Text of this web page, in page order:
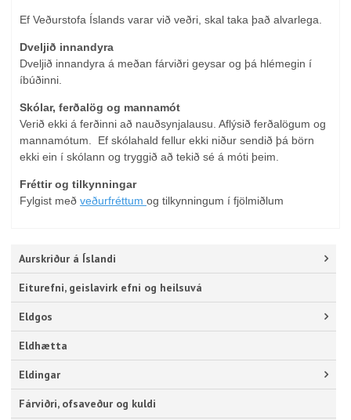
Ef Veðurstofa Íslands varar við veðri, skal taka það alvarlega.
Dveljið innandyra
Dveljið innandyra á meðan fárviðri geysar og þá hlémegin í
íbúðinni.
Skólar, ferðalög og mannamót
Verið ekki á ferðinni að nauðsynjalausu. Aflýsið ferðalögum og
mannamótum. Ef skólahald fellur ekki niður sendið þá börn
ekki ein í skólann og tryggið að tekið sé á móti þeim.
Fréttir og tilkynningar
Fylgist með veðurfréttum og tilkynningum í fjölmiðlum
Aurskriður á Íslandi
Eiturefni, geislavirk efni og heilsuvá
Eldgos
Eldhætta
Eldingar
Fárviðri, ofsaveður og kuldi